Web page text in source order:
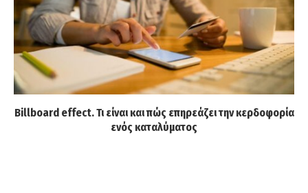
Billboard effect. Τι είναι και πώς επηρεάζει την κερδοφορία
ενός καταλύματος